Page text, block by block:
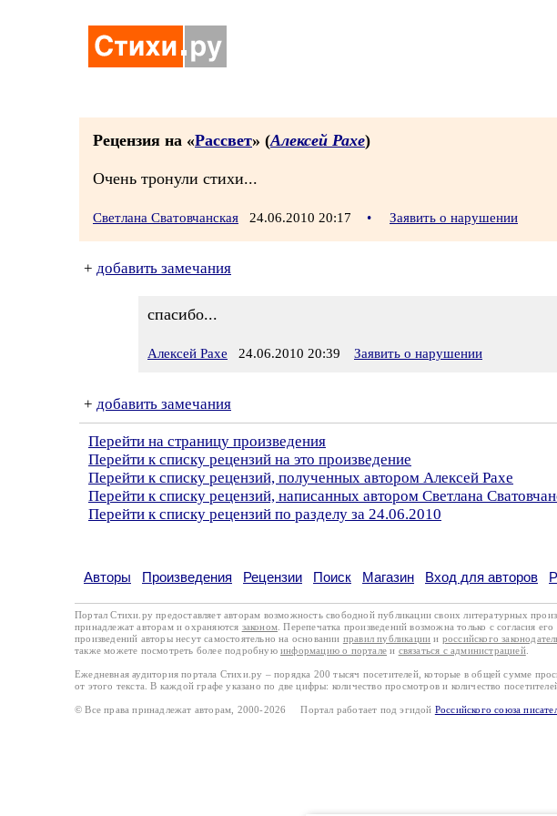
Рецензия на «Рассвет» (Алексей Рахе)
Очень тронули стихи...
Светлана Сватовчанская 24.06.2010 20:17 • Заявить о нарушении
+ добавить замечания
спасибо...
Алексей Рахе 24.06.2010 20:39 Заявить о нарушении
+ добавить замечания
Перейти на страницу произведения
Перейти к списку рецензий на это произведение
Перейти к списку рецензий, полученных автором Алексей Рахе
Перейти к списку рецензий, написанных автором Светлана
Перейти к списку рецензий по разделу за 24.06.2010
Авторы Произведения Рецензии Поиск Магазин Вход для авторов
Портал Стихи.ру предоставляет авторам возможность свободной публикации своих литературных
принадлежат авторам и охраняются законом . Перепечатка произведений возможна только с согласия
произведений авторы несут самостоятельно на основании правил публикации и российского
также можете посмотреть более подробную информацию о портале и связаться с администрацией.
Ежедневная аудитория портала Стихи.ру – порядка 200 тысяч посетителей, которые в общей сумме
от этого текста. В каждой графе указано по две цифры: количество просмотров и количество
© Все права принадлежат авторам, 2000-2026 Портал работает под эгидой Российского союза